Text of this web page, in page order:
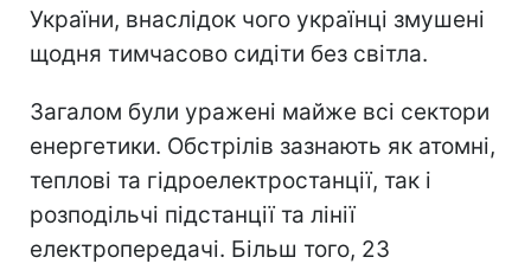
України, внаслідок чого українці змушені
щодня тимчасово сидіти без світла.
Загалом були уражені майже всі сектори
енергетики. Обстрілів зазнають як атомні,
теплові та гідроелектростанції, так і
розподільчі підстанції та лінії
електропередачі. Більш того, 23